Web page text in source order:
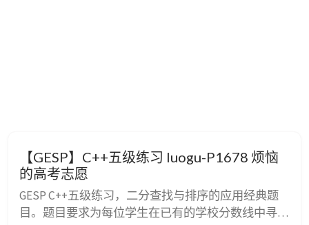
【GESP】C++五级练习 luogu-P1678 烦恼
的高考志愿
GESP C++五级练习，二分查找与排序的应用经典题
目。题目要求为每位学生在已有的学校分数线中寻找